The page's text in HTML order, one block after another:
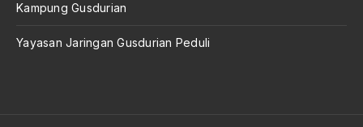
Kampung Gusdurian
Yayasan Jaringan Gusdurian Peduli